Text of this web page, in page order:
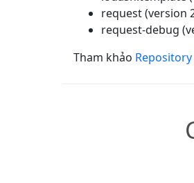
request (version
request-debug
Tham khảo